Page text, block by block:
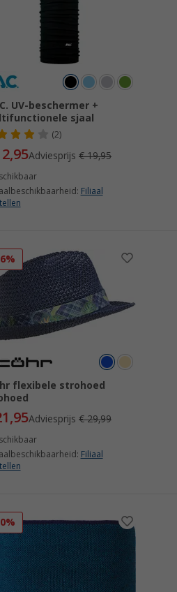
UV-beschermer +
sjaal
(2)
Adviesprijs€ 19,95
Filiaal
flexibele strohoed
Adviesprijs€ 29,99
Filiaal